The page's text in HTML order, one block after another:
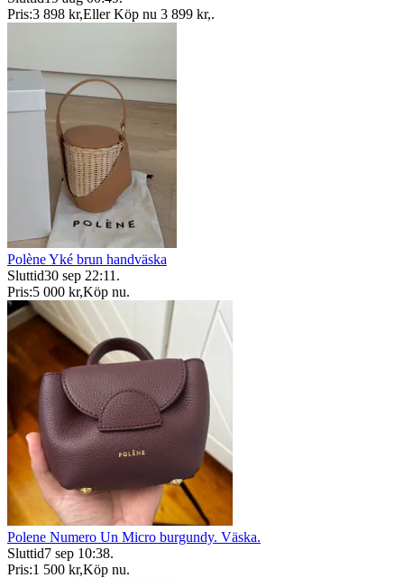
Pris:3 898 kr,Eller Köp nu 3 899 kr,.
Polène Yké brun handväska
Sluttid30 sep 22:11 .
Pris:5 000 kr,Köp nu.
Polene Numero Un Micro burgundy. Väska.
Sluttid7 sep 10:38.
Pris:1 500 kr,Köp nu.